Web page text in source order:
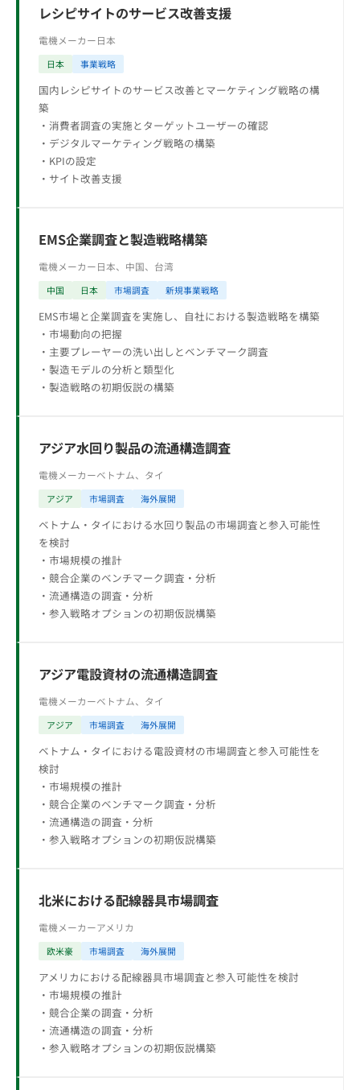
レシピサイトのサービス改善支援
電機メーカー日本
日本 事業戦略
国内レシピサイトのサービス改善とマーケティング戦略の構
築
・消費者調査の実施とターゲットユーザーの確認
・デジタルマーケティング戦略の構築
・KPIの設定
・サイト改善支援
EMS企業調査と製造戦略構築
電機メーカー日本、中国、台湾
中国 日本 市場調査 新規事業戦略
EMS市場と企業調査を実施し、自社における製造戦略を構築
・市場動向の把握
・主要プレーヤーの洗い出しとベンチマーク調査
・製造モデルの分析と類型化
・製造戦略の初期仮説の構築
アジア水回り製品の流通構造調査
電機メーカーベトナム、タイ
アジア 市場調査 海外展開
ベトナム・タイにおける水回り製品の市場調査と参入可能性
を検討
・市場規模の推計
・競合企業のベンチマーク調査・分析
・流通構造の調査・分析
・参入戦略オプションの初期仮説構築
アジア電設資材の流通構造調査
電機メーカーベトナム、タイ
アジア 市場調査 海外展開
ベトナム・タイにおける電設資材の市場調査と参入可能性を
検討
・市場規模の推計
・競合企業のベンチマーク調査・分析
・流通構造の調査・分析
・参入戦略オプションの初期仮説構築
北米における配線器具市場調査
電機メーカーアメリカ
欧米豪 市場調査 海外展開
アメリカにおける配線器具市場調査と参入可能性を検討
・市場規模の推計
・競合企業の調査・分析
・流通構造の調査・分析
・参入戦略オプションの初期仮説構築